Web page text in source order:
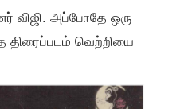
விஜி. அப்போதே ஒரு
வெற்றியை